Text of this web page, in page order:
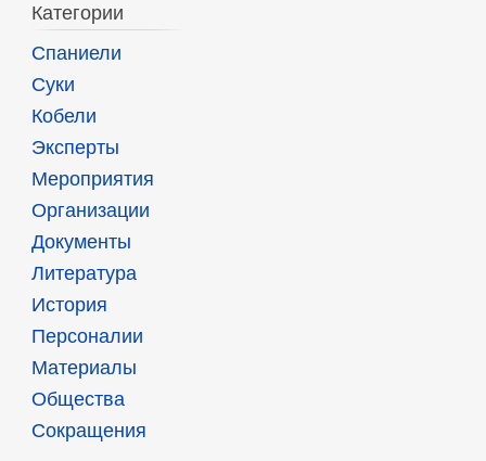
Категории
Спаниели
Суки
Кобели
Эксперты
Мероприятия
Организации
Документы
Литература
История
Персоналии
Материалы
Общества
Сокращения